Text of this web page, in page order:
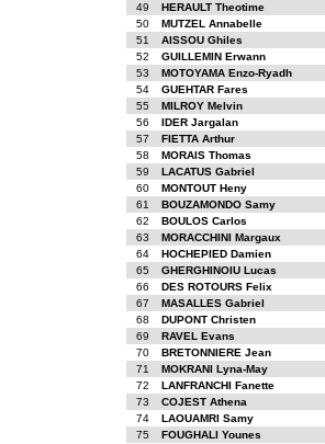
49
HERAULT Theotime
50
MUTZEL Annabelle
51
AISSOU Ghiles
52
GUILLEMIN Erwann
53
MOTOYAMA Enzo-Ryadh
54
GUEHTAR Fares
55
MILROY Melvin
56
IDER Jargalan
57
FIETTA Arthur
58
MORAIS Thomas
59
LACATUS Gabriel
60
MONTOUT Heny
61
BOUZAMONDO Samy
62
BOULOS Carlos
63
MORACCHINI Margaux
64
HOCHEPIED Damien
65
GHERGHINOIU Lucas
66
DES ROTOURS Felix
67
MASALLES Gabriel
68
DUPONT Christen
69
RAVEL Evans
70
BRETONNIERE Jean
71
MOKRANI Lyna-May
72
LANFRANCHI Fanette
73
COJEST Athena
74
LAOUAMRI Samy
75
FOUGHALI Younes